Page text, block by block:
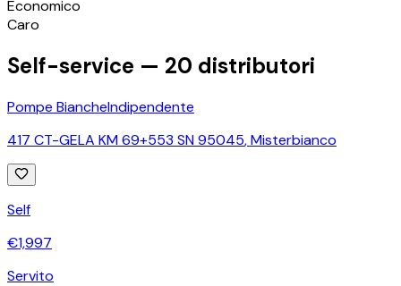
Economico
Caro
Self-service — 20 distributori
Pompe BiancheIndipendente
417 CT-GELA KM 69+553 SN 95045,Misterbianco
Self
€1,997
Servito